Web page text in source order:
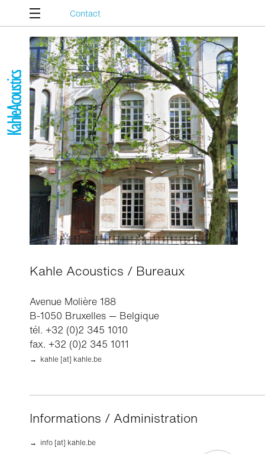
Contact
Kahle Acoustics / Bureaux
Avenue Molière 188
B-1050 Bruxelles — Belgique
tél. +32 (0)2 345 1010
fax. +32 (0)2 345 1011
→ kahle [at] kahle.be
Informations / Administration
→ info [at] kahle.be